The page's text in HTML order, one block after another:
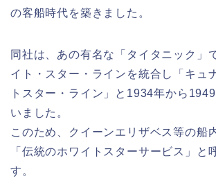
の客船時代を築きました。
同社は、あの有名な「タイタニック」
イト・スター・ラインを統合し「キュ
トスター・ライン」と1934年から
いました。
このため、クイーンエリザベス等の船
「伝統のホワイトスターサービス」と
す。